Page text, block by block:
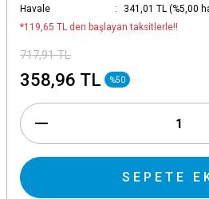
Havale
341,01 TL (%5,00
*119,65 TL den başlayan taksitlerle!!
717,91 TL
358,96 TL %50
SEPETE